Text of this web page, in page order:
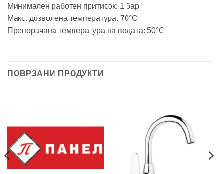
Минимален работен притисок: 1 бар
Макс. дозволена температура: 70°C
Препорачана температура на водата: 50°C
ПОВРЗАНИ ПРОДУКТИ